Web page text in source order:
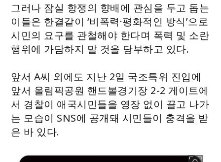
그러나 잠실 항쟁의 향배에 관심을 두고 돕는
이들은 한결같이 ‘비폭력·평화적인 방식’으로
시민의 요구를 관철해야 한다며 폭력 및 소란
행위에 가담하지 말 것을 당부하고 있다.
앞서 A씨 외에도 지난 2일 국조특위 진입에
앞서 올림픽공원 핸드볼경기장 2-2 게이트에
서 경찰이 애국시민들을 영장 없이 끌고 나가
는 모습이 SNS에 공개돼 시민들이 충격을 받
은 바 있다.